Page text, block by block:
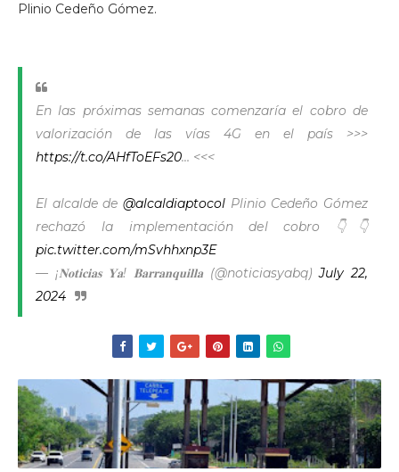
Plinio Cedeño Gómez.
En las próximas semanas comenzaría el cobro de
valorización de las vías 4G en el país >>>
https://t.co/AHfToEFs20… <<<
El alcalde de @alcaldiaptocol Plinio Cedeño Gómez
rechazó la implementación del cobro 👇👇
pic.twitter.com/mSvhhxnp3E
— ¡𝐍𝐨𝐭𝐢𝐜𝐢𝐚𝐬 𝐘𝐚! 𝐁𝐚𝐫𝐫𝐚𝐧𝐪𝐮𝐢𝐥𝐥𝐚 (@noticiasyabq)July 22,
2024